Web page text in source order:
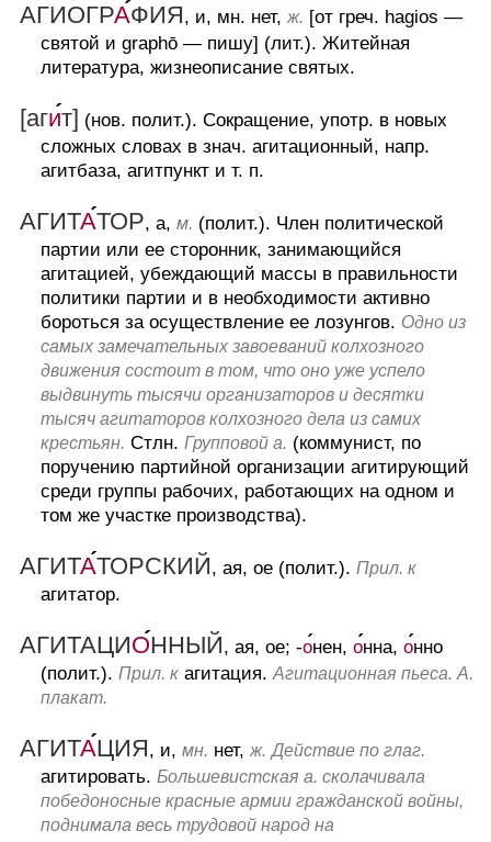
АГИОГРАФИЯ, и, мн. нет,ж. [от греч. hagios —
святой и graphō — пишу] (лит.). Житейная
литература, жизнеописание святых.
[агит] (нов. полит.). Сокращение, употр. в новых
сложных словах в знач. агитационный, напр.
агитбаза, агитпункт и т. п.
АГИТАТОР, а, м. (полит.). Член политической
партии или ее сторонник, занимающийся
агитацией, убеждающий массы в правильности
политики партии и в необходимости активно
бороться за осуществление ее лозунгов. Одно из
самых замечательных завоеваний колхозного
движения состоит в том, что оно уже успело
выдвинуть тысячи организаторов и десятки
тысяч агитаторов колхозного дела из самих
крестьян. Стлн. Групповой а. (коммунист, по
поручению партийной организации агитирующий
среди группы рабочих, работающих на одном и
том же участке производства).
АГИТАТОРСКИЙ, ая, ое (полит.). Прил. к
агитатор.
АГИТАЦИОННЫЙ, ая, ое; -онен, онна, онно
(полит.). Прил. к агитация. Агитационная пьеса. А.
плакат.
АГИТАЦИЯ, и, мн. нет,ж. Действие по глаг.
агитировать. Большевистская а. сколачивала
победоносные красные армии гражданской войны,
поднимала весь трудовой народ на